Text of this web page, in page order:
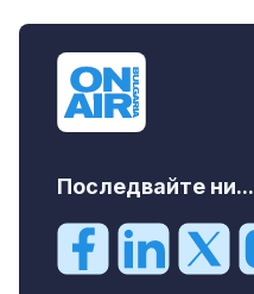
Последвайте ни...